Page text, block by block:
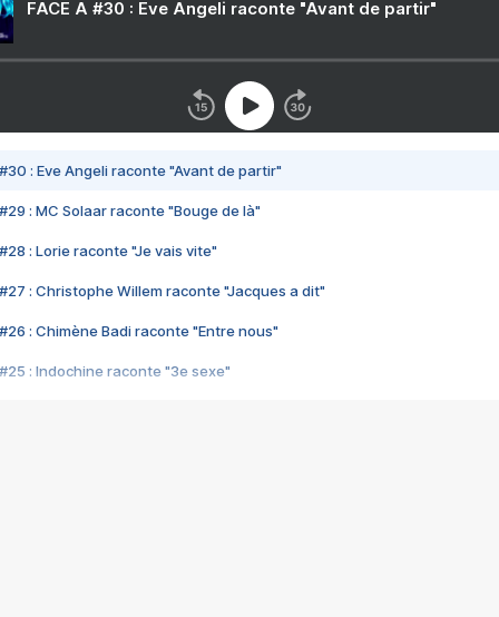
FACE A #30 : Eve Angeli raconte "Avant de partir"
#30 : Eve Angeli raconte "Avant de partir"
#29 : MC Solaar raconte "Bouge de là"
#28 : Lorie raconte "Je vais vite"
#27 : Christophe Willem raconte "Jacques a dit"
#26 : Chimène Badi raconte "Entre nous"
#25 : Indochine raconte "3e sexe"